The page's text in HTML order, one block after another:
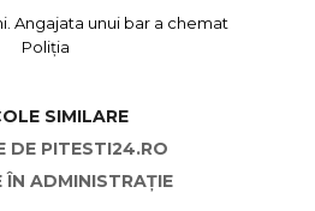
Angajata unui bar a chemat
Poliția
SIMILARE
DE PITESTI24.RO
ÎN ADMINISTRAȚIE